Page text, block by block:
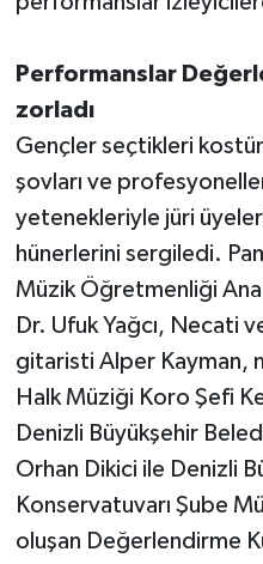
Performanslar
zorladı
Gençler seçtikleri
şovları ve
yetenekleriyle jüri
hünerlerini sergiledi.
Müzik Öğretmenliği
Dr. Ufuk Yağcı, Necati
gitaristi Alper Kayman,
Halk Müziği Koro Şefi
Denizli Büyükşehir
Orhan Dikici ile Denizli
Konservatuvarı Şube
oluşan Değerlendirme